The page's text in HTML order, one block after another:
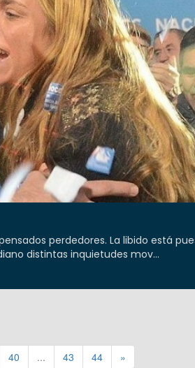
perdedores. La libido está
distintas inquietudes mov...
40 ... 43 44 »